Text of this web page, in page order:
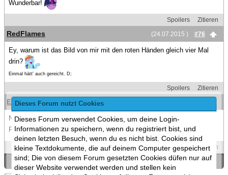
Dieses Forum nutzt Cookies
Dieses Forum verwendet Cookies, um deine Login-
Informationen zu speichern, wenn du registriert bist, und
deinen letzten Besuch, wenn du es nicht bist. Cookies sind
kleine Textdokumente, die auf deinem Computer gespeichert
sind; Die von diesem Forum gesetzten Cookies düfen nur auf
dieser Website verwendet werden und stellen kein
Wunderbar!
Spoilers
Zitieren
(24.07.2015 )
#76
RedFlames
Ey, warum ist das Bild von mir mit den roten Händen gleich vier Mal
drin?
Einmal hätt' auch gereicht. D;
Spoilers
Zitieren
Elchubacca
Nein das sind 4 unterschiedliche du schaust nur immer gleich auf den
Fotos
Spoilers Zitieren
«Ein Thema zurück|Ein Thema vor»